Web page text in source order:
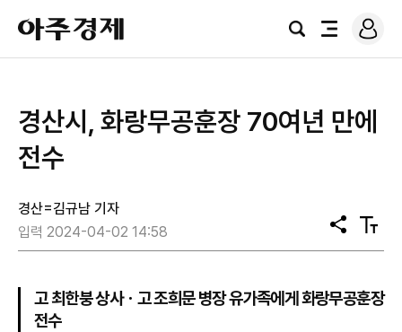
아
주
경
검
전
로
그
경산시, 화랑무공훈장 70여년 만에
전수
경산=김규남 기자
입력 2024-04-02 14:58
공
유
텍
스
기
고 최한붕 상사ㆍ고 조희문 병장 유가족에게 화랑무공훈장
전수